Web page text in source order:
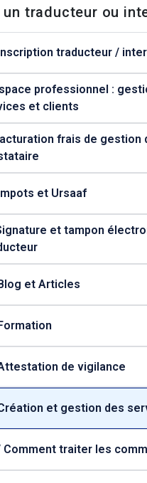
traducteur ou
traducteur /
professionnel :
et clients
frais de gestion de
et Ursaaf
et tampon
Blog et Articles
de vigilance
et gestion des
Comment traiter les